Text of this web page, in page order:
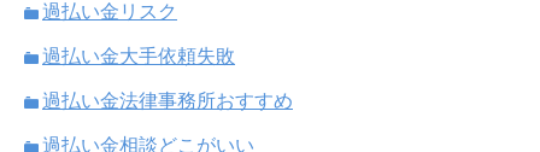
過払い金リスク
過払い金大手依頼失敗
過払い金法律事務所おすすめ
過払い金相談どこがいい